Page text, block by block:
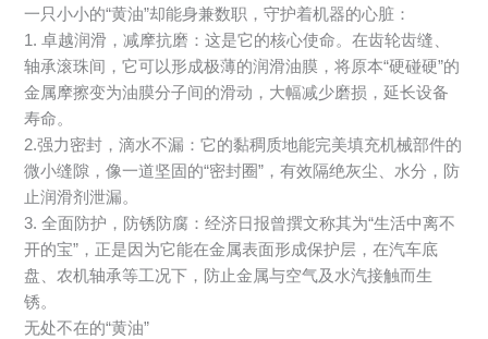
一只小小的“黄油”却能身兼数职，守护着机器的心脏：
1. 卓越润滑，减摩抗磨：这是它的核心使命。在齿轮齿缝、
轴承滚珠间，它可以形成极薄的润滑油膜，将原本“硬碰硬”的
金属摩擦变为油膜分子间的滑动，大幅减少磨损，延长设备
寿命。
2.强力密封，滴水不漏：它的黏稠质地能完美填充机械部件的
微小缝隙，像一道坚固的“密封圈”，有效隔绝灰尘、水分，防
止润滑剂泄漏。
3. 全面防护，防锈防腐：经济日报曾撰文称其为“生活中离不
开的宝”，正是因为它能在金属表面形成保护层，在汽车底
盘、农机轴承等工况下，防止金属与空气及水汽接触而生
锈。
无处不在的“黄油”